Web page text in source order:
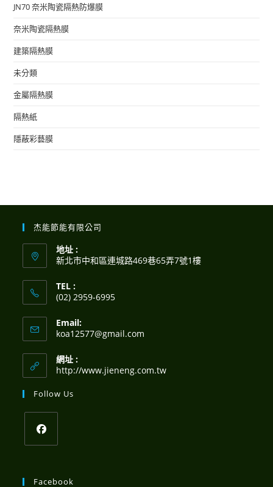
JN70 奈米陶瓷隔熱防爆膜
奈米陶瓷隔熱膜
建築隔熱膜
未分類
金屬隔熱膜
隔熱紙
隱蔽彩藝膜
杰能節能有限公司
地址 :
新北市中和區連城路469巷65弄7號1樓
TEL :
(02) 2959-6995
in
your
application
Email:
koa12577@gmail.com
application
網址 :
http://www.jieneng.com.tw
Follow Us
a
Facebook